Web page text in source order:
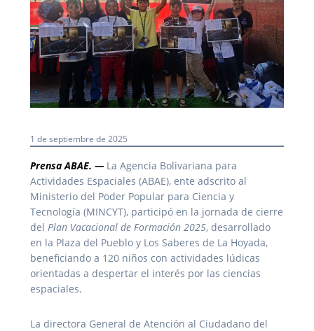
1 de septiembre de 2025
Prensa ABAE. — La Agencia Bolivariana para
Actividades Espaciales (ABAE), ente adscrito al
Ministerio del Poder Popular para Ciencia y
Tecnología (MINCYT), participó en la jornada de cierre
del Plan Vacacional de Formación 2025, desarrollado
en la Plaza del Pueblo y Los Saberes de La Hoyada,
beneficiando a 120 niños con actividades lúdicas
orientadas a despertar el interés por las ciencias
espaciales.
La directora General de Atención al Ciudadano del